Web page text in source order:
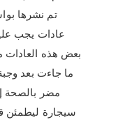
عادات يجب
بعض هذه العادات
مضر بالصحة
سيجارة ليطمئن